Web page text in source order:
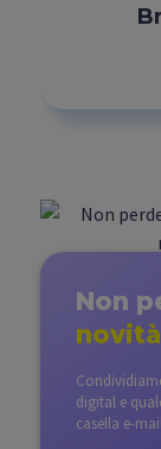
Non
digital e
casella e-